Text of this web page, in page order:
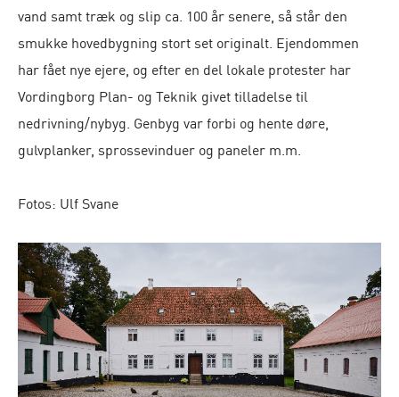
vand samt træk og slip ca. 100 år senere, så står den
smukke hovedbygning stort set originalt. Ejendommen
har fået nye ejere, og efter en del lokale protester har
Vordingborg Plan- og Teknik givet tilladelse til
nedrivning/nybyg. Genbyg var forbi og hente døre,
gulvplanker, sprossevinduer og paneler m.m.
Fotos: Ulf Svane